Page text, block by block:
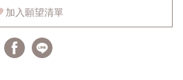
加入願望清單